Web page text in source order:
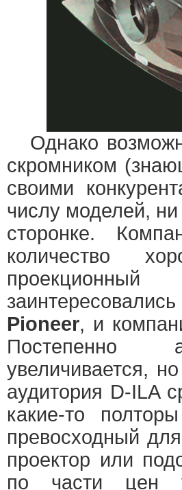
Однако
скромником
своими
числу моделей,
сторонке.
количество
Pioneer, и
Постепенно
увеличивается,
аудитория D-ILA
какие-то
превосходный
проектор или
по части цен